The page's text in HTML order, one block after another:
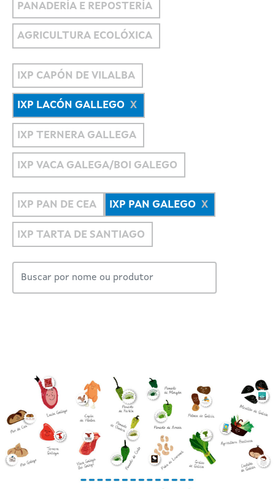
PANADERÍA E REPOSTERÍA
AGRICULTURA ECOLÓXICA
IXP CAPÓN DE VILALBA
IXP LACÓN GALLEGO
IXP TERNERA GALLEGA
IXP VACA GALEGA/BOI GALEGO
IXP PAN DE CEA IXP PAN GALEGO
IXP TARTA DE SANTIAGO